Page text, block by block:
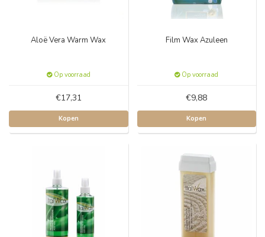
Aloë Vera Warm Wax
Op voorraad
€17,31
Kopen
Film Wax Azuleen
Op voorraad
€9,88
Kopen